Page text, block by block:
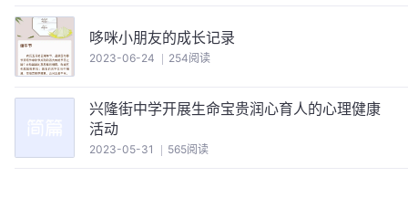
哆咪小朋友的成长记录
2023-06-24 254阅读
兴隆街中学开展生命宝贵润心育人的心理健康
活动
2023-05-31 565阅读